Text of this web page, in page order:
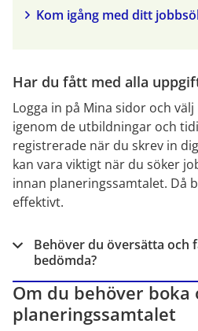
Kom igång med ditt
Har du fått med alla
Logga in på Mina sidor och
igenom de utbildningar och
registrerade när du skrev in
kan vara viktigt när du söker
innan planeringssamtalet. Då
effektivt.
Behöver du översätta och
bedömda?
Om du behöver boka
planeringssamtalet